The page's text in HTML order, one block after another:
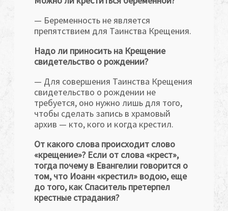
— Беременность не является
препятствием для Таинства Крещения.
Надо ли приносить на Крещение
свидетельство о рождении?
— Для совершения Таинства Крещения
свидетельство о рождении не
требуется, оно нужно лишь для того,
чтобы сделать запись в храмовый
архив — кто, кого и когда крестил.
От какого слова происходит слово
«крещение»? Если от слова «крест»,
тогда почему в Евангелии говорится о
том, что Иоанн «крестил» водою, еще
до того, как Спаситель претерпел
крестные страдания?